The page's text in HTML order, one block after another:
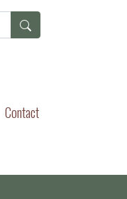
Contact